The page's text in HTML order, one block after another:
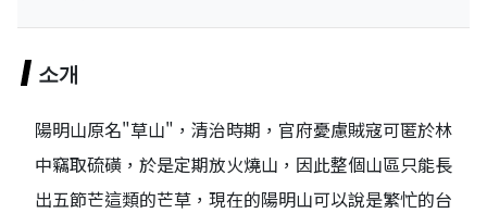
소개
陽明山原名"草山"，清治時期，官府憂慮賊寇可匿於林
中竊取硫磺，於是定期放火燒山，因此整個山區只能長
出五節芒這類的芒草，現在的陽明山可以說是繁忙的台